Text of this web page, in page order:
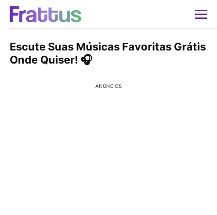
Escute Suas Músicas Favoritas Grátis
Onde Quiser! 🎧
ANÚNCIOS